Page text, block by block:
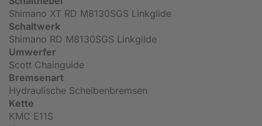
Shimano XT RD M8130SGS Linkglide
Schaltwerk
Shimano RD M8130SGS Linkgilde
Umwerfer
Scott Chainguide
Bremsenart
Hydraulische Scheibenbremsen
Kette
KMC E11S